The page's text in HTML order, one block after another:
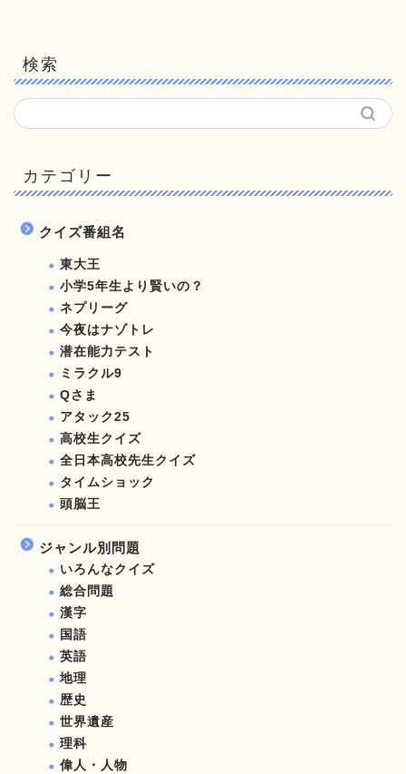
検索
カテゴリー
クイズ番組名
東大王
小学5年生より賢いの？
ネプリーグ
今夜はナゾトレ
潜在能力テスト
ミラクル9
Qさま
アタック25
高校生クイズ
全日本高校先生クイズ
タイムショック
頭脳王
ジャンル別問題
いろんなクイズ
総合問題
漢字
国語
英語
地理
歴史
世界遺産
理科
偉人・人物